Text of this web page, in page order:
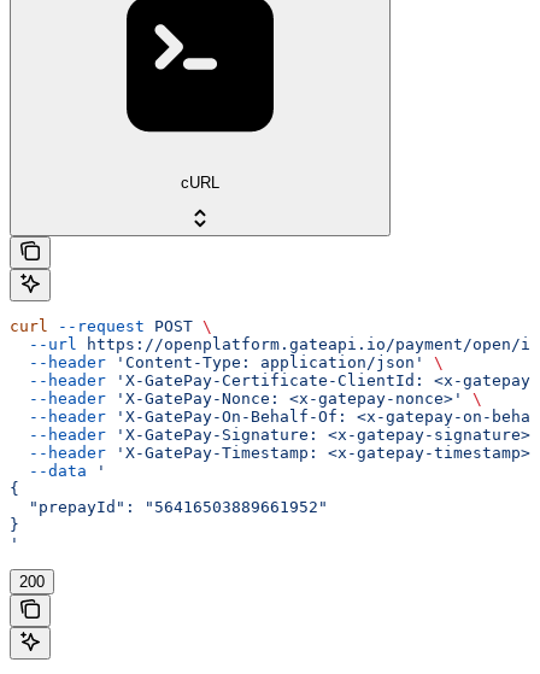
cURL
curl --request POST \
  --url
https://openplatform.gateapi.io/payment/open/
  --header
'Content-Type: application/json'
\
  --header
'X-GatePay-Certificate-ClientId: <x-
  --header
'X-GatePay-Nonce: <x-gatepay-nonce>'
\
  --header
'X-GatePay-On-Behalf-Of: <x-gatepay-on-
  --header
'X-GatePay-Signature: <x-gatepay-signature>'
  --header
'X-GatePay-Timestamp: <x-gatepay-timestamp>'
  --data
'
{
  "prepayId": "56416503889661952"
}
'
200